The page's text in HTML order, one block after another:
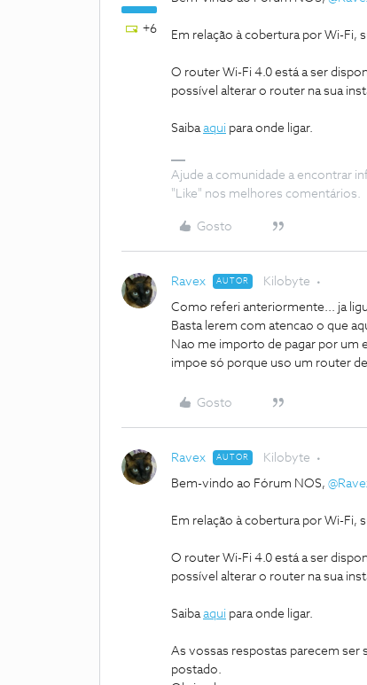
+6 Em relação à cobertura por Wi-Fi,
O router Wi-Fi 4.0 está a ser
possível alterar o router na sua
Saibaaqui para onde ligar.
Ajude a comunidade a encontrar
"Like" nos melhores comentários.
Gosto
Ravex AUTOR Kilobyte
Como referi anteriormente... ja
Basta lerem com atencao o que
Nao me importo de pagar por um
impoe só porque uso um router
Gosto
Ravex AUTOR Kilobyte
Bem-vindo ao Fórum NOS,
Em relação à cobertura por Wi-Fi,
O router Wi-Fi 4.0 está a ser
possível alterar o router na sua
Saibaaqui para onde ligar.
As vossas respostas parecem ser
postado.